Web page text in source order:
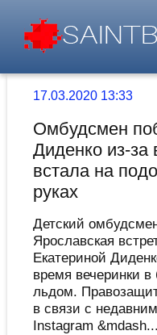
17.03.2020 13:33
Омбудсмен
Диденко из-за
встала на
руках
Детский
Ярославская
Екатериной
время вечеринки
льдом.
в связи с
Instagram &mdash...